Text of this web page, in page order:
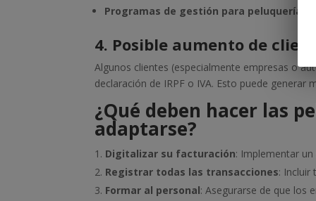
Programas de gestión para peluquerías
4. Posible aumento de
Algunos clientes (especialmente empresas o
declaración de IRPF o IVA. Esto puede
¿Qué deben hacer las
adaptarse?
Digitalizar su facturación: Implementar
Registrar todas las transacciones: Incluir
Formar al personal: Asegurarse de que los